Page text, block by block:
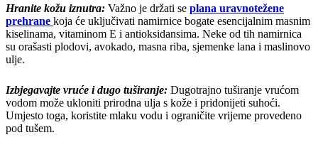
Hranite kožu iznutra: Važno je držati se plana uravnotežene
prehrane koja će uključivati namirnice bogate esencijalnim masnim
kiselinama, vitaminom E i antioksidansima. Neke od tih namirnica
su orašasti plodovi, avokado, masna riba, sjemenke lana i maslinovo
ulje.
Izbjegavajte vruće i dugo tuširanje: Dugotrajno tuširanje vrućom
vodom može ukloniti prirodna ulja s kože i pridonijeti suhoći.
Umjesto toga, koristite mlaku vodu i ograničite vrijeme provedeno
pod tušem.